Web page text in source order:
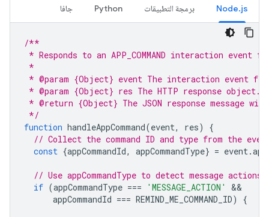
Node.js برمجة التطبيقات Python جافا
/**
* Responds to an APP_COMMAND interaction event
*
* @param {Object} event The interaction event
* @param {Object} res The HTTP response object.
* @return {Object} The JSON response message
*/
function handleAppCommand(event, res)
{
// Collect the command ID and type from the
const {appCommandId, appCommandType} = event.
// Use appCommandType to detect message actions.
if (appCommandType === 'MESSAGE_ACTION'
appCommandId === REMIND_ME_COMMAND_ID) {